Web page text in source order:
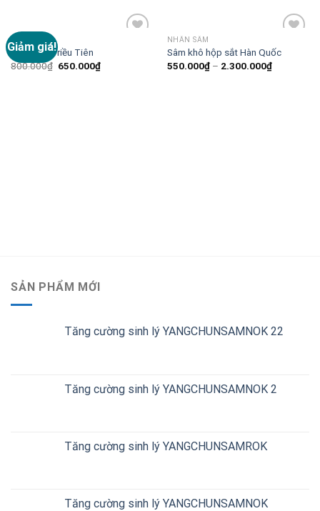
Giảm giá!
Cao Sâm Triều Tiên
800.000₫ 650.000₫
Add to
Wishlist
NHÂN SÂM
Sâm khô hộp sắt Hàn Quốc
550.000₫– 2.300.000₫
SẢN PHẨM MỚI
Tăng cường sinh lý YANGCHUNSAMNOK 22
Tăng cường sinh lý YANGCHUNSAMNOK 2
Tăng cường sinh lý YANGCHUNSAMROK
Tăng cường sinh lý YANGCHUNSAMNOK